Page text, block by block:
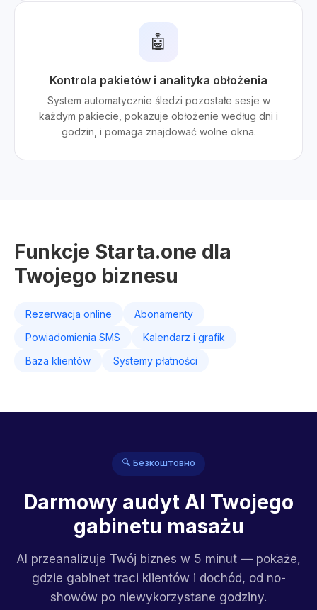
🤖
Kontrola pakietów i analityka obłożenia
System automatycznie śledzi pozostałe sesje w
każdym pakiecie, pokazuje obłożenie według dni i
godzin, i pomaga znajdować wolne okna.
Funkcje Starta.one dla
Twojego biznesu
Rezerwacja online
Abonamenty
Powiadomienia SMS
Kalendarz i grafik
Baza klientów
Systemy płatności
🔍 Безкоштовно
Darmowy audyt AI Twojego
gabinetu masażu
AI przeanalizuje Twój biznes w 5 minut — pokaże,
gdzie gabinet traci klientów i dochód, od no-
showów po niewykorzystane godziny.